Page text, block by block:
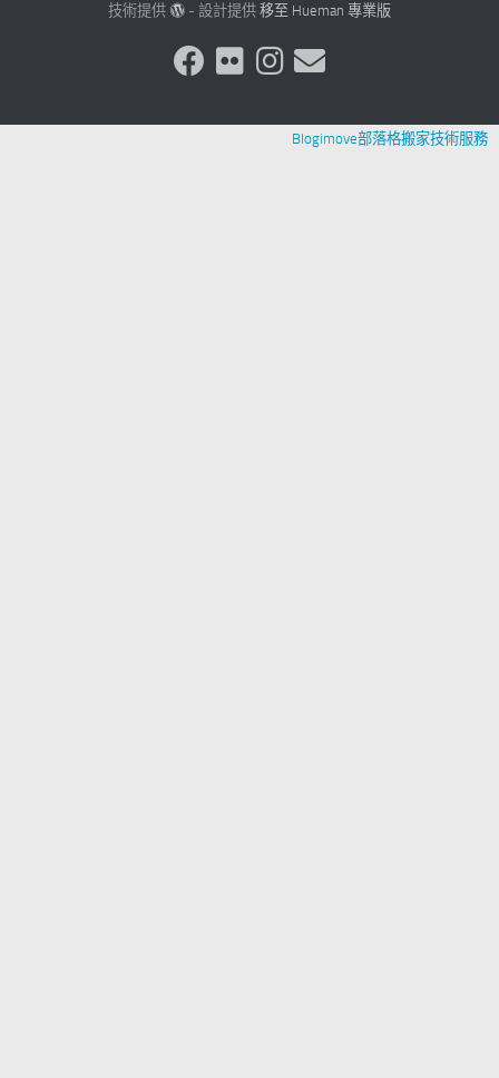
技術提供 - 設計提供 移至 Hueman 專業版
Blogimove部落格搬家技術服務